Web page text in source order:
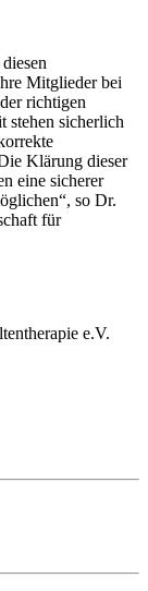
Mitglieder bei
richtigen
stehen sicherlich
Klärung dieser
eine sicherer
so Dr.
für
e.V.